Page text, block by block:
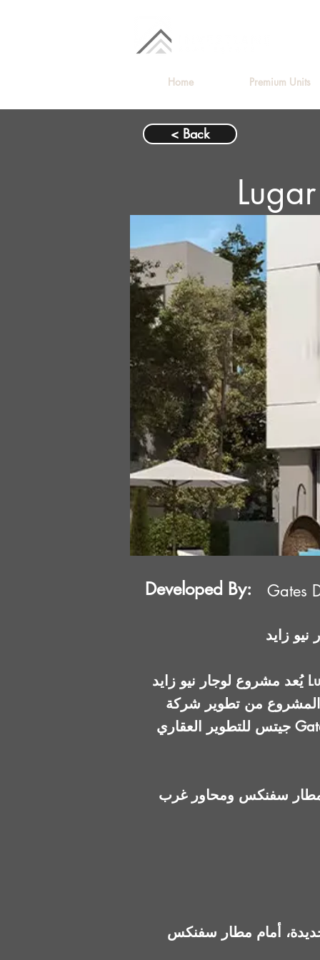
Home Premium Units
< Back
Gates
Developed By:
يُعد مشروع لوجار نيو زايد Lugar New Zayed من المشروعات السكنية الحديثة في زايد الجديدة، ويقع عند الكيلو
المشروع من تطوير شركة
جيتس للتطوير العقاري Gates Development، ويعتمد على مفهوم المجتمع منخفض الارتفاعات والكثافة، مع تركيز
مطار سفنكس ومحاور غرب
زايد الجديدة، أمام مطار سفنكس